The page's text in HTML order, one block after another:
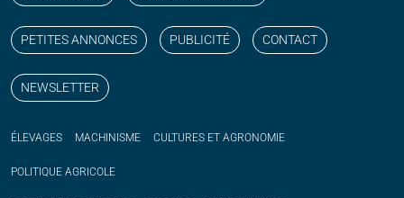
PETITES ANNONCES PUBLICITÉ CONTACT
NEWSLETTER
ÉLEVAGES MACHINISME CULTURES ET AGRONOMIE
POLITIQUE AGRICOLE